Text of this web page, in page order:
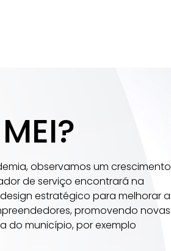
observamos um crescimento
de serviço encontrará na
estratégico para melhorar a
promovendo novas
do município, por exemplo